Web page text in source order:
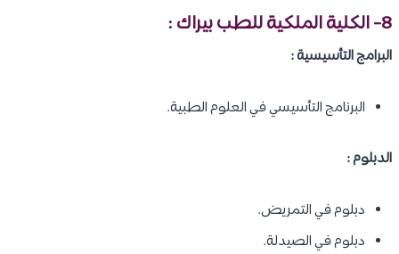
8- الكلية الملكية للطب بيراك :
البرامج التأسيسية :
البرنامج التأسيسي في العلوم الطبية.
الدبلوم :
دبلوم في التمريض.
دبلوم في الصيدلة.